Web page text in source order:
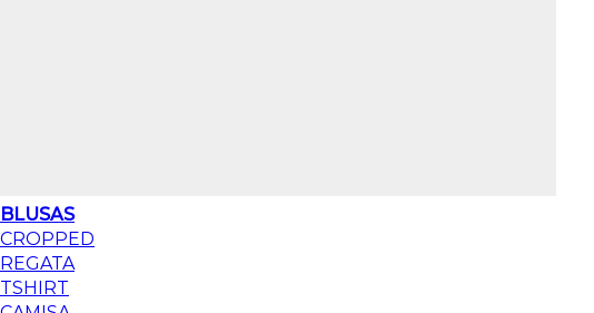
BLUSAS
CROPPED
REGATA
TSHIRT